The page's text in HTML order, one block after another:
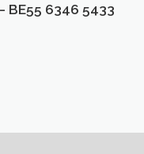
BE55 6346 5433